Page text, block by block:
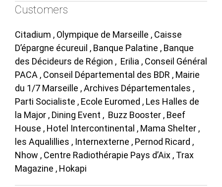
Customers
Citadium , Olympique de Marseille , Caisse
D’épargne écureuil , Banque Palatine , Banque
des Décideurs de Région , Erilia , Conseil Général
PACA , Conseil Départemental des BDR , Mairie
du 1/7 Marseille , Archives Départementales ,
Parti Socialiste , Ecole Euromed , Les Halles de
la Major , Dining Event , Buzz Booster , Beef
House , Hotel Intercontinental , Mama Shelter ,
les Aqualillies , Internexterne , Pernod Ricard ,
Nhow , Centre Radiothérapie Pays d’Aix , Trax
Magazine , Hokapi